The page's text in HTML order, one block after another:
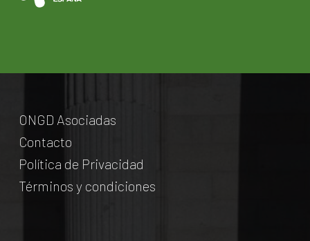
ONGD Asociadas
Contacto
Política de Privacidad
Términos y condiciones